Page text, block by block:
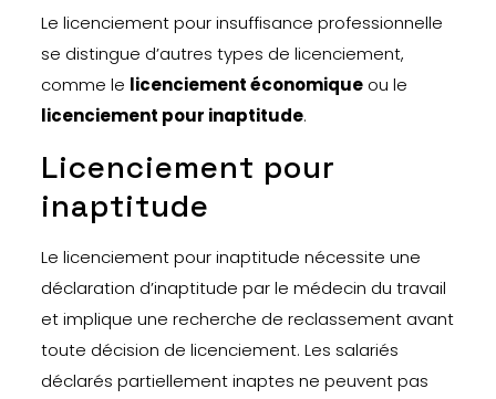
Le licenciement pour insuffisance professionnelle
se distingue d’autres types de licenciement,
comme le licenciement économiqueou le
licenciement pour inaptitude.
Licenciement pour
inaptitude
Le licenciement pour inaptitude nécessite une
déclaration d’inaptitude par le médecin du travail
et implique une recherche de reclassement avant
toute décision de licenciement. Les salariés
déclarés partiellement inaptes ne peuvent pas